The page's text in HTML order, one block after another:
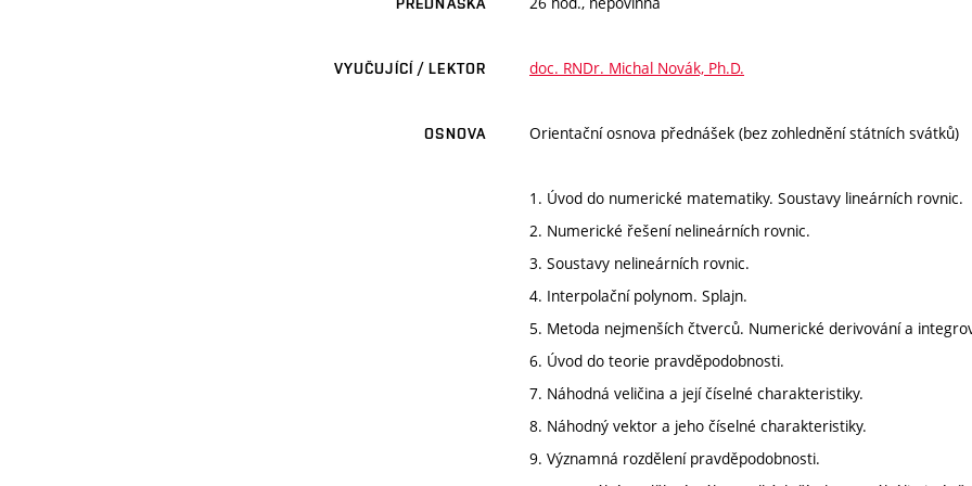
VYUČUJÍCÍ / LEKTOR doc. RNDr. Michal Novák, Ph.D.
OSNOVA Orientační osnova přednášek (bez zohlednění státních svátků)
1. Úvod do numerické matematiky. Soustavy lineárních rovnic.
2. Numerické řešení nelineárních rovnic.
3. Soustavy nelineárních rovnic.
4. Interpolační polynom. Splajn.
5. Metoda nejmenších čtverců. Numerické derivování a
6. Úvod do teorie pravděpodobnosti.
7. Náhodná veličina a její číselné charakteristiky.
8. Náhodný vektor a jeho číselné charakteristiky.
9. Významná rozdělení pravděpodobnosti.